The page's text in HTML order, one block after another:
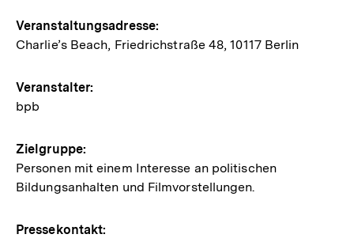
Hinweise
zur
Veranstaltung
Veranstaltungsadresse:
Charlie’s Beach, Friedrichstraße 48, 10117 Berlin
Veranstalter:
bpb
Zielgruppe:
Personen mit einem Interesse an politischen
Bildungsanhalten und Filmvorstellungen.
Pressekontakt: